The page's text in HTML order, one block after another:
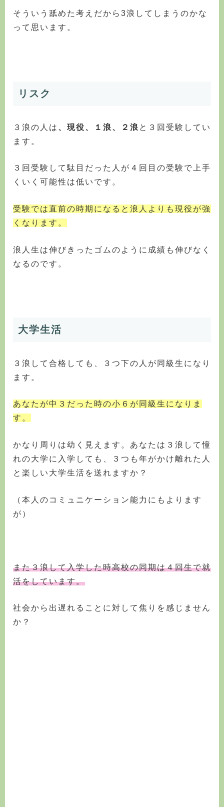
そういう舐めた考えだから3浪してしまうのかな
って思います。
リスク
３浪の人は 、現役、１浪、２浪 と３回受験してい
ます。
３回受験して駄目だった人が４回目の受験で上手
くいく可能性は低いです。
受験では直前の時期になると浪人よりも現役が強
くなります。
浪人生は伸びきったゴムのように成績も伸びなく
なるのです。
大学生活
３浪して合格しても、３つ下の人が同級生になり
ます。
あなたが中３だった時の小６が同級生になりま
す。
かなり周りは幼く見えます。あなたは３浪して憧
れの大学に入学しても、３つも年がかけ離れた人
と楽しい大学生活を送れますか？
（本人のコミュニケーション能力にもよります
が）
また３浪して入学した時高校の同期は４回生で就
活をしています。
社会から出遅れることに対して焦りを感じません
か？